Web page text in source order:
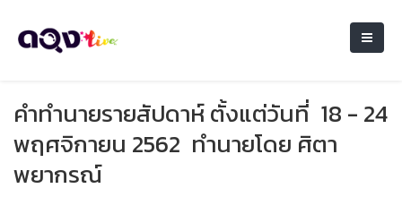
คำทำนายรายสัปดาห์ ตั้งแต่วันที่ 18 - 24
พฤศจิกายน 2562 ทำนายโดย ศิตา
พยากรณ์